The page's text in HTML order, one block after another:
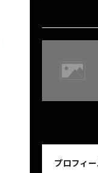
プロフィ